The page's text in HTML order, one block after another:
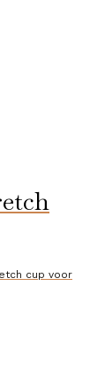
cup voor